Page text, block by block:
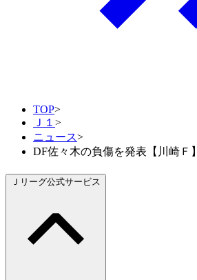
TOP>
Ｊ１ >
ニュース>
DF佐々木の負傷を発表【川崎Ｆ】
Ｊリーグ公式サービス